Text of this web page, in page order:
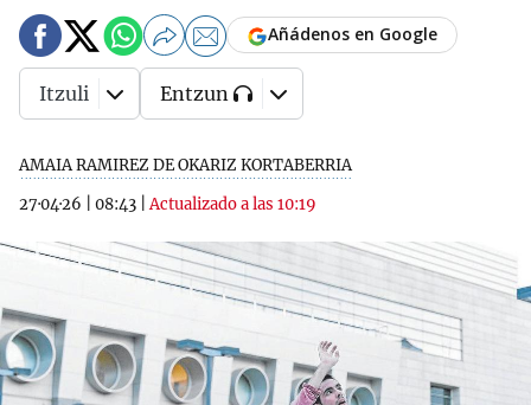
AMAIA RAMIREZ DE OKARIZ KORTABERRIA
27·04·26
08:43 |Actualizado a las 10:19
Añádenos en Google
Itzuli Entzun